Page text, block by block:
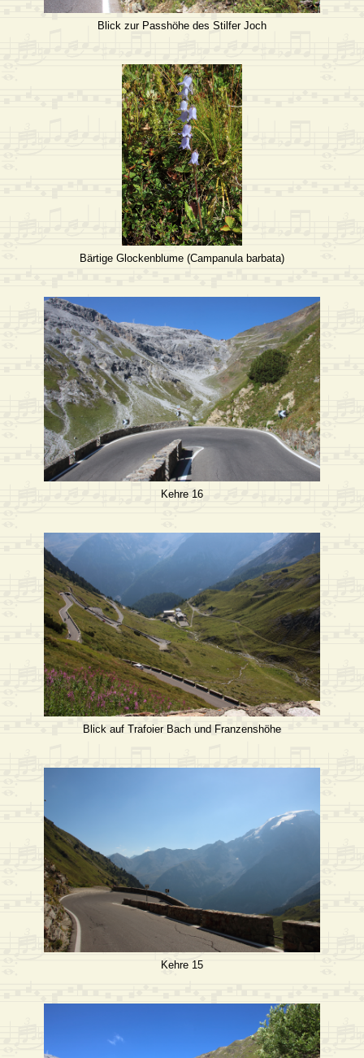
Blick zur Passhöhe des Stilfer Joch
Bärtige Glockenblume (Campanula barbata)
Kehre 16
Blick auf Trafoier Bach und Franzenshöhe
Kehre 15